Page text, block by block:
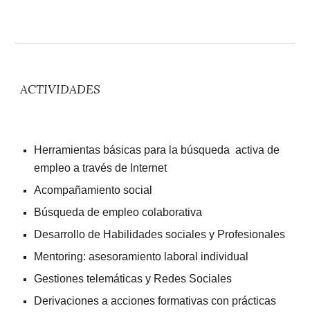
ACTIVIDADES
Herramientas básicas para la búsqueda activa de
empleo a través de Internet
Acompañamiento social
Búsqueda de empleo colaborativa
Desarrollo de Habilidades sociales y Profesionales
Mentoring: asesoramiento laboral individual
Gestiones telemáticas y Redes Sociales
Derivaciones a acciones formativas con prácticas